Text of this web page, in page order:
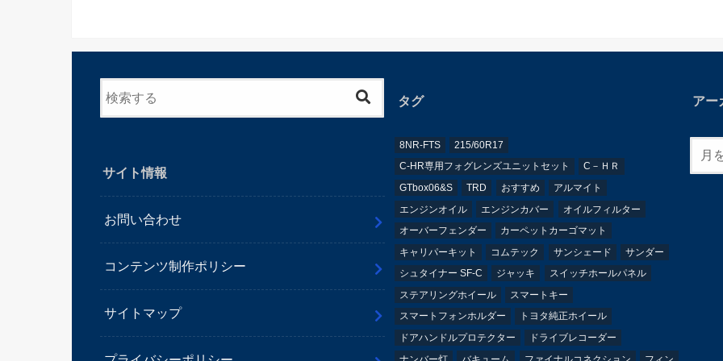
サイト情報
お問い合わせ
コンテンツ制作ポリシー
サイトマップ
タグ
8NR-FTS
215/60R17
C-HR専用フォグレンズユニットセット
C－ＨＲ
GTbox06&S
TRD おすすめ
アルマイト
エンジンオイル
エンジンカバー
オイルフィルター
オーバーフェンダー
カーペットカーゴマット
キャリパーキット
コムテック サンシェード
サンダー
シュタイナー SF-C
ジャッキ
スイッチホールパネル
ステアリングホイール
スマートキー
スマートフォンホルダー
トヨタ純正ホイール
ドアハンドルプロテクター
ドライブレコーダー
アー